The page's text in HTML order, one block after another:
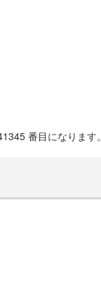
番目になります。